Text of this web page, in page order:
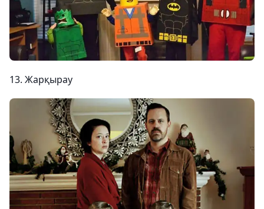
13. Жарқырау